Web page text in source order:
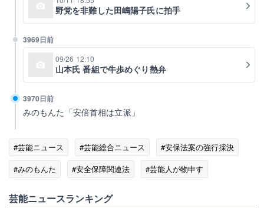
野党を非難した田嶋陽子氏に拍手
3969日前
09/26 12:10
山本氏 番組で牛歩めぐり熱弁
3970日前
みのもんた「安倍首相は立派」
#芸能ニュース #芸能総合ニュース
#安保法案の強行採決
#みのもんた
#安全保障関連法
#芸能人が物申す
芸能ニュースランキング